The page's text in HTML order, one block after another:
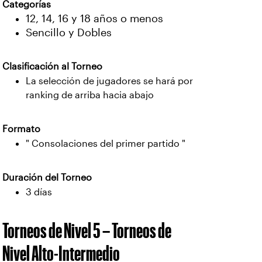
Categorías
12, 14, 16 y 18 años o menos
Sencillo y Dobles
Clasificación al Torneo
La selección de jugadores se hará por
ranking de arriba hacia abajo
Formato
" Consolaciones del primer partido "
Duración del Torneo
3 días
Torneos de Nivel 5 – Torneos de
Nivel Alto-Intermedio